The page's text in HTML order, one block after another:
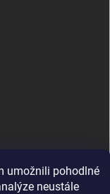
umožnili pohodlné
neustále